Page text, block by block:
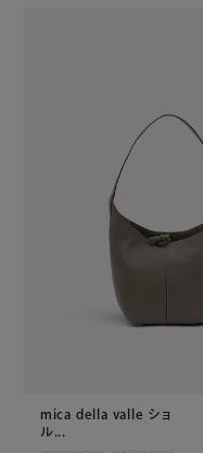
mica della valle ショ
ル...